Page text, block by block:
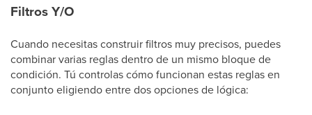
Filtros Y/O
Cuando necesitas construir filtros muy precisos, puedes
combinar varias reglas dentro de un mismo bloque de
condición. Tú controlas cómo funcionan estas reglas en
conjunto eligiendo entre dos opciones de lógica: